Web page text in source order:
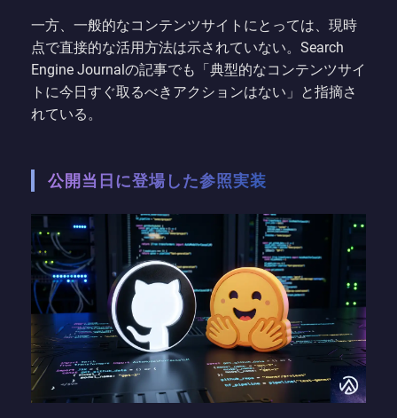
一方、一般的なコンテンツサイトにとっては、現時
点で直接的な活用方法は示されていない。Search
Engine Journalの記事でも「典型的なコンテンツサイ
トに今日すぐ取るべきアクションはない」と指摘さ
れている。
公開当日に登場した参照実装